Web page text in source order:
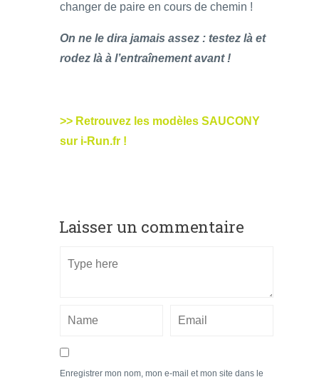
changer de paire en cours de chemin !
On ne le dira jamais assez : testez là et
rodez là à l’entraînement avant !
>> Retrouvez les modèles SAUCONY
sur i-Run.fr !
Laisser un commentaire
Enregistrer mon nom, mon e-mail et mon site dans le